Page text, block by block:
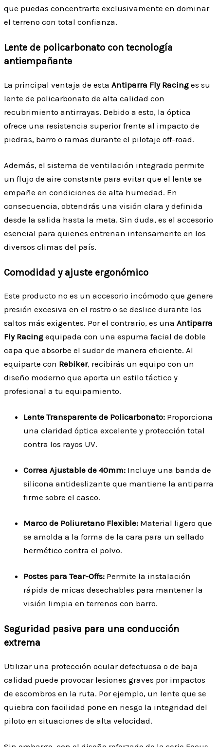
que puedas concentrarte exclusivamente en dominar
el terreno con total confianza.
Lente de policarbonato con tecnología
antiempañante
La principal ventaja de esta Antiparra Fly Racing es su
lente de policarbonato de alta calidad con
recubrimiento antirrayas. Debido a esto, la óptica
ofrece una resistencia superior frente al impacto de
piedras, barro o ramas durante el pilotaje off-road.
Además, el sistema de ventilación integrado permite
un flujo de aire constante para evitar que el lente se
empañe en condiciones de alta humedad. En
consecuencia, obtendrás una visión clara y definida
desde la salida hasta la meta. Sin duda, es el accesorio
esencial para quienes entrenan intensamente en los
diversos climas del país.
Comodidad y ajuste ergonómico
Este producto no es un accesorio incómodo que genere
presión excesiva en el rostro o se deslice durante los
saltos más exigentes. Por el contrario, es una Antiparra
Fly Racing equipada con una espuma facial de doble
capa que absorbe el sudor de manera eficiente. Al
equiparte con Rebiker, recibirás un equipo con un
diseño moderno que aporta un estilo táctico y
profesional a tu equipamiento.
Lente Transparente de Policarbonato: Proporciona
una claridad óptica excelente y protección total
contra los rayos UV.
Correa Ajustable de 40mm: Incluye una banda de
silicona antideslizante que mantiene la antiparra
firme sobre el casco.
Marco de Poliuretano Flexible: Material ligero que
se amolda a la forma de la cara para un sellado
hermético contra el polvo.
Postes para Tear-Offs: Permite la instalación
rápida de micas desechables para mantener la
visión limpia en terrenos con barro.
Seguridad pasiva para una conducción
extrema
Utilizar una protección ocular defectuosa o de baja
calidad puede provocar lesiones graves por impactos
de escombros en la ruta. Por ejemplo, un lente que se
quiebra con facilidad pone en riesgo la integridad del
piloto en situaciones de alta velocidad.